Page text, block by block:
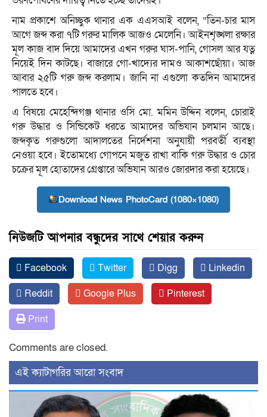
নাম প্রকাশে অনিচ্ছুক থানার এক এএসআই বলেন, “তিন-চার মাস
আগে জব্দ করা ৭টি গরুর মালিক আজও মেলেনি। আইনশৃঙ্খলা রক্ষার
মূল কাজ বাদ দিয়ে আমাদের এখন গরুর ঘাস-পানি, গোসল আর যত্ন
নিয়েই দিন কাটছে। বাজারে গো-খাদ্যের দামও আকাশছোঁয়া। আজ
আবার ২৫টি গরু জব্দ করলাম। জানি না এগুলো কতদিন আমাদের
পালতে হবে।
এ বিষয়ে মেহেন্দিগঞ্জ থানার ওসি মো. মমিন উদ্দিন বলেন, চোরাই
গরু উদ্ধার ও সিন্ডিকেট ধরতে আমাদের অভিযান চলমান আছে।
জব্দকৃত গরুগুলো আদালতের নির্দেশনা অনুযায়ী পরবর্তী ব্যবস্থা
নেওয়া হবে। ইতোমধ্যে গোপনে মজুত রাখা বাকি গরু উদ্ধার ও চোর
চক্রের মূল হোতাদের গ্রেপ্তারে অভিযান আরও জোরদার করা হয়েছে।
Download News PhotoCard (1080×1080)
নিউজটি আপনার বন্ধুদের সাথে শেয়ার করুন
Facebook Twitter Digg
Linkedin
Reddit
Google Plus
Pinterest
Print
Comments are closed.
‍এই ক্যাটাগরির ‍আরো সংবাদ